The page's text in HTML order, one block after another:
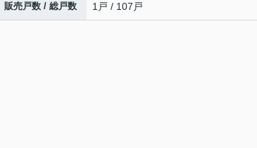
販売戸数 / 総戸数 1戸 / 107戸